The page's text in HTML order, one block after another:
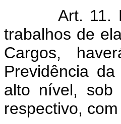
Art. 11.
trabalhos de
Cargos,
Previdência
alto nível, sob
respectivo,